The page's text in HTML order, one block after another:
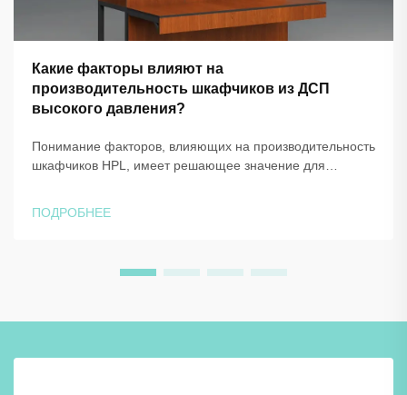
Какие факторы влияют на
производительность шкафчиков из ДСП
высокого давления?
Понимание факторов, влияющих на производительность
шкафчиков HPL, имеет решающее значение для
Технология высоконапорного ламината обеспечивает
ПОДРОБНЕЕ